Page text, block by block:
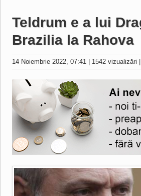
Teldrum e a lui
Brazilia la Rahova
14 Noiembrie 2022, 07:41 1542 vizualizări